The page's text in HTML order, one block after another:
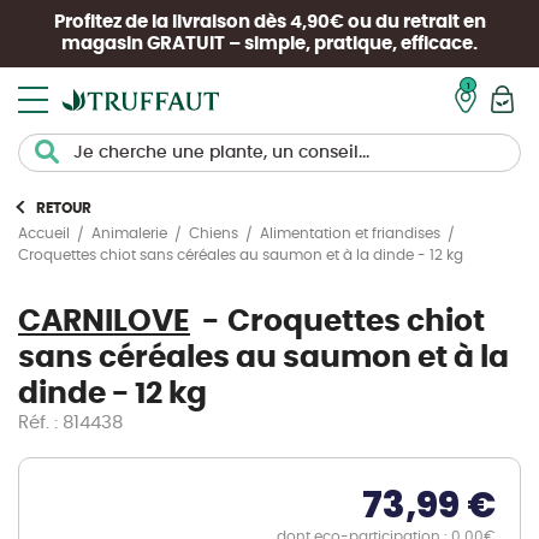
Profitez de la livraison dès 4,90€ ou du retrait en
magasin GRATUIT – simple, pratique, efficace.
RETOUR
Accueil
Animalerie Chiens
Alimentation et friandises
Croquettes chiot sans céréales au saumon et à la dinde - 12 kg
CARNILOVE
Croquettes chiot
sans céréales au saumon et à la
dinde - 12 kg
Réf. : 814438
73,99 €